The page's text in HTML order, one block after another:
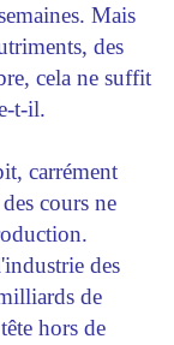
Mais
des
cela ne suffit
t-il.
carrément
cours ne
des
de
hors de